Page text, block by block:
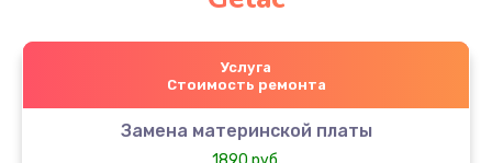
Услуга
Стоимость ремонта
Замена материнской платы